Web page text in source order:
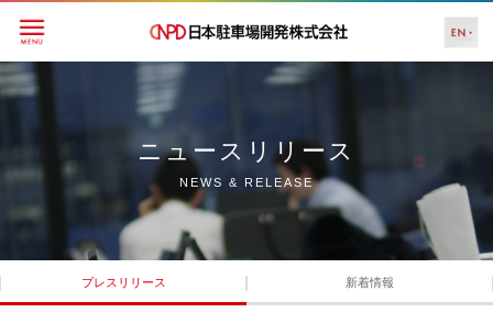
ニュースリリース
NEWS & RELEASE
プレスリリース 新着情報